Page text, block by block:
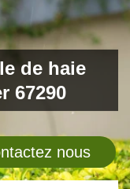
de haie
67290
nous